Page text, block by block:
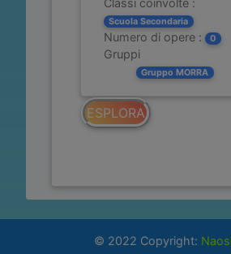
Scuola Secondaria
Numero di opere : 0
Gruppi
Gruppo MORRA
ESPLORA
© 2022 Copyright: